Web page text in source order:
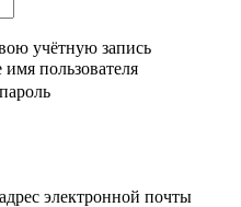
учётную запись
пользователя
электронной почты